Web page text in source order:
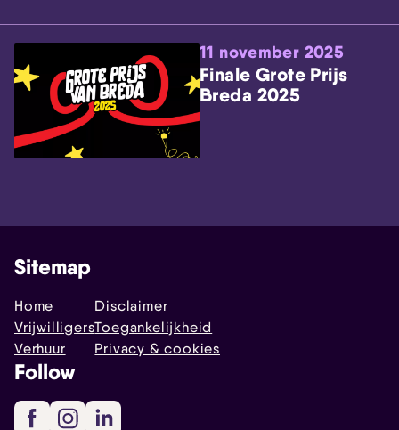
11 november 2025
Finale Grote Prijs
Breda 2025
Sitemap
Home
Vrijwilligers
Verhuur
Disclaimer
Toegankelijkheid
Privacy & cookies
Follow
FacebookInstagram